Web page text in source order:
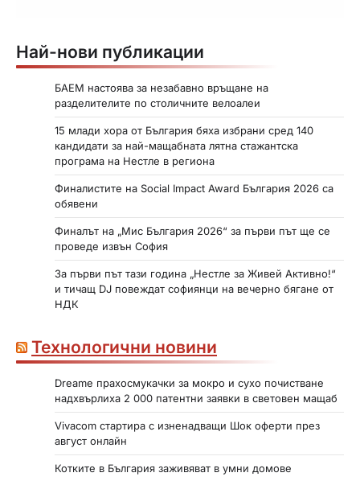
Най-нови публикации
БАЕМ настоява за незабавно връщане на
разделителите по столичните велоалеи
15 млади хора от България бяха избрани сред 140
кандидати за най-мащабната лятна стажантска
програма на Нестле в региона
Финалистите на Social Impact Award България 2026 са
обявени
Финалът на „Мис България 2026“ за първи път ще се
проведе извън София
За първи път тази година „Нестле за Живей Активно!“
и тичащ DJ повеждат софиянци на вечерно бягане от
НДК
Технологични новини
Dreame прахосмукачки за мокро и сухо почистване
надхвърлиха 2 000 патентни заявки в световен мащаб
Vivacom стартира с изненадващи Шок оферти през
август онлайн
Котките в България заживяват в умни домове